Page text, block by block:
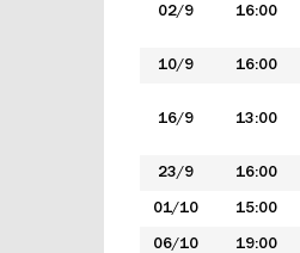
02/9 16:00
10/9 16:00
16/9 13:00
23/9 16:00
01/10 15:00
06/10 19:00